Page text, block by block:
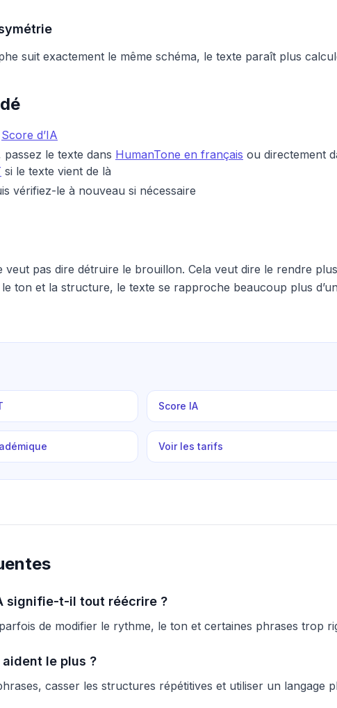
suit exactement le même schéma, le texte paraît plus
Score d’IA
le texte dans HumanTone en français ou directement
si le texte vient de là
vérifiez-le à nouveau si nécessaire
veut pas dire détruire le brouillon. Cela veut dire le rendre
ton et la structure, le texte se rapproche beaucoup plus
Score IA
Voir les tarifs
signifie-t-il tout réécrire ?
de modifier le rythme, le ton et certaines phrases trop
le plus ?
casser les structures répétitives et utiliser un langage